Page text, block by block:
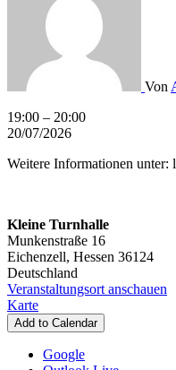
Von
Leichtathletik
-
Fit
19:00 – 20:00
20/07/2026
Weitere Informationen
Kleine Turnhalle
Munkenstraße 16
Eichenzell, Hessen 36124
Deutschland
Veranstaltungsort anschauen
KarteKleine
Turnhalle
Add to Calendar
Google